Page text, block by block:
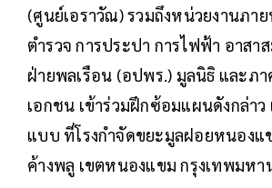
(ศูนย์เอราวัณ) รวมถึงหน่วยงานภา
ตำรวจ การประปา การไฟฟ้า อาสา
ฝ่ายพลเรือน (อปพร.) มูลนิธิ และภา
เอกชน เข้าร่วมฝึกซ้อมแผนดังกล่า
แบบ ที่โรงกำจัดขยะมูลฝอยหนองแ
ค้างพลู เขตหนองแขม กรุงเทพมหา